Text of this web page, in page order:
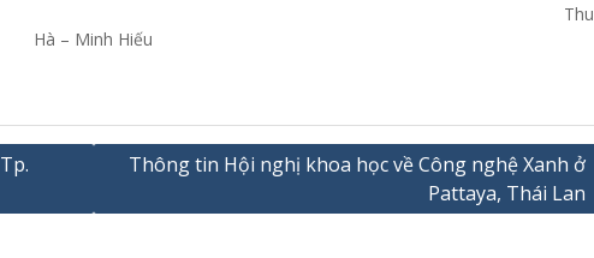
Hà – Minh Hiếu
Thông tin Hội nghị khoa học về Công nghệ Xanh ở
Pattaya, Thái Lan